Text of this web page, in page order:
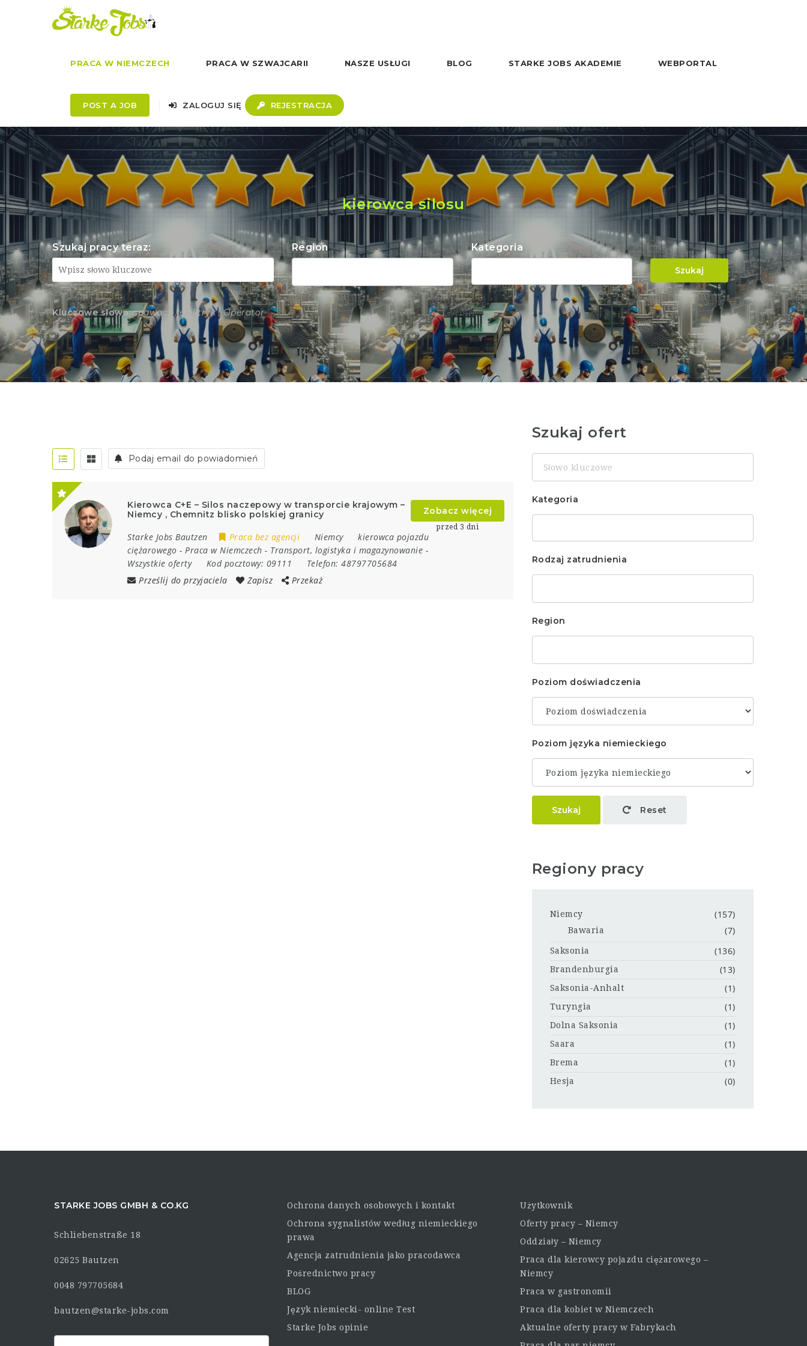
PRACA W NIEMCZECH PRACA W SZWAJCARII NASZE USŁUGI BLOG STARKE JOBS AKADEMIE WEBPORTAL
POST A JOB ZALOGUJ SIĘ REJESTRACJA
kierowca silosu
Szukaj pracy teraz: Region Kategoria
Szukaj
Kluczowe słowa: spawacz , elektryk , Operator
Podaj email do powiadomień
Kierowca C+E – Silos naczepowy w transporcie krajowym –
Niemcy , Chemnitz blisko polskiej granicy
Starke Jobs Bautzen Praca bez agencji Niemcy
kierowca pojazdu
ciężarowego - Praca w Niemczech - Transport, logistyka i magazynowanie -
Wszystkie oferty
Kod pocztowy: 09111 Telefon: 48797705684
Prześlij do przyjaciela
Zapisz Przekaż
Zobacz więcej
przed 3 dni
Szukaj ofert
Słowo
kluczowe
Kategoria
Rodzaj zatrudnienia
Region
Poziom doświadczenia
Poziom języka niemieckiego
Szukaj Reset
Regiony pracy
Niemcy (157)
Bawaria (7)
Saksonia (136)
Brandenburgia (13)
Saksonia-Anhalt (1)
Turyngia (1)
Dolna Saksonia (1)
Saara (1)
Brema (1)
Hesja (0)
STARKE JOBS GMBH & CO.KG
Schliebenstraße 18
02625 Bautzen
0048 797705684
bautzen@starke-jobs.com
Ochrona danych osobowych i kontakt
Ochrona sygnalistów według niemieckiego
prawa
Agencja zatrudnienia jako pracodawca
Pośrednictwo pracy
BLOG
Język niemiecki- online Test
Starke Jobs opinie
Użytkownik
Oferty pracy – Niemcy
Oddziały – Niemcy
Praca dla kierowcy pojazdu ciężarowego –
Niemcy
Praca w gastronomii
Praca dla kobiet w Niemczech
Aktualne oferty pracy w Fabrykach